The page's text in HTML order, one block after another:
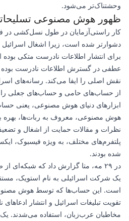
وحشتناک‌تر می‌شود.
ظهور هوش مصنوعی
کار راستی‌آزمایان در طول نسل‌کشی در
دشوارتر شده است، زیرا اشغال
برای انتشار اطلاعات نادرست متکی
عطفی در گسترش اطلاعات نادرست
نقش اصلی را ایفا می‌کند. رسانه‌های
از حساب‌های حامی و حساب‌های جعلی را
ابزارهای دنیای هوش مصنوعی، یعنی
هوش مصنوعی، معروف به ربات‌ها، بهره
نظرات و مقالات حمایت از اشغال و
پلتفرم‌های مختلف، به ویژه فیسبوک،
شده بودند.
در ۲۹ مه، متا گزارش داد که
یک شرکت اسرائیلی به نام استویک،
است. این حساب‌ها که توسط هوش
تقویت تبلیغات اسرائیل و انتشار